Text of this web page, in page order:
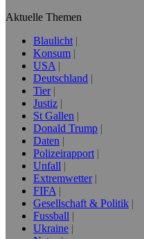
Aktuelle Themen
Blaulicht
Konsum
USA
Deutschland
Tier
Justiz
St Gallen
Donald Trump
Daten
Polizeirapport
Unfall
Extremwetter
FIFA
Gesellschaft & Politik
Fussball
Ukraine